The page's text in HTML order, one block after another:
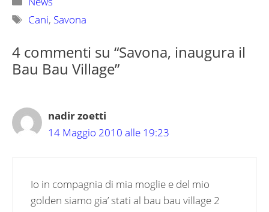
Tag
Cani, Savona
4 commenti su “Savona, inaugura il
Bau Bau Village”
nadir zoetti
14 Maggio 2010 alle 19:23
Io in compagnia di mia moglie e del mio
golden siamo gia’ stati al bau bau village 2